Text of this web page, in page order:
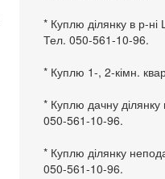
* Куплю ділянку в р-
Тел. 050-561-10-96.
* Куплю 1-, 2-кімн.
* Куплю дачну ділянку
050-561-10-96.
* Куплю ділянку
050-561-10-96.